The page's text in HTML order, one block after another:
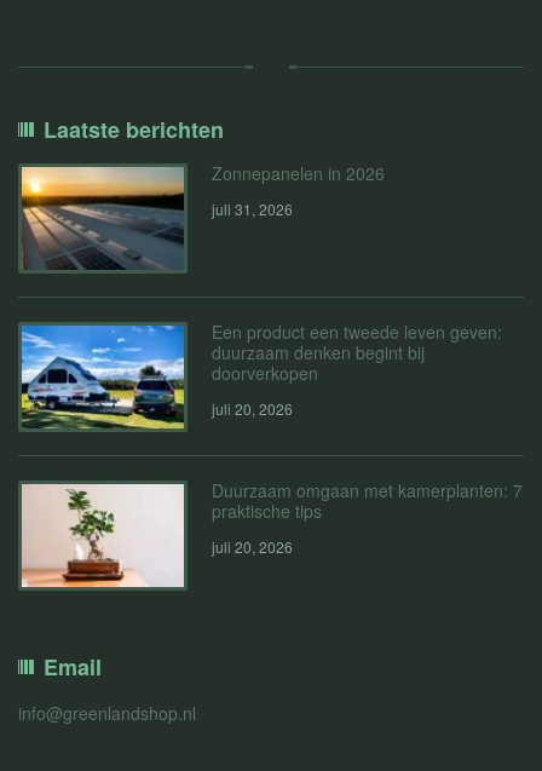
Laatste berichten
Zonnepanelen in 2026
juli 31, 2026
Een product een tweede leven geven:
duurzaam denken begint bij
doorverkopen
juli 20, 2026
Duurzaam omgaan met kamerplanten: 7
praktische tips
juli 20, 2026
Email
info@greenlandshop.nl